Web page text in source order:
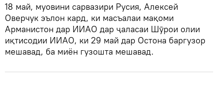
18 май, муовини сарвазири Русия, Алексей
Оверчук эълон кард, ки масъалаи мақоми
Арманистон дар ИИАО дар ҷаласаи Шӯрои олии
иқтисодии ИИАО, ки 29 май дар Остона баргузор
мешавад, ба миён гузошта мешавад.